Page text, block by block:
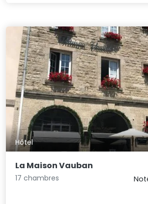
Hôtel
La Maison Vauban
17 chambres